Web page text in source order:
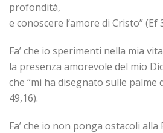
profondità,
e conoscere l’amore di Cristo” (Ef
Fa’ che io sperimenti nella mia vita
la presenza amorevole del mio
che “mi ha disegnato sulle palme
49,16).
Fa’ che io non ponga ostacoli alla